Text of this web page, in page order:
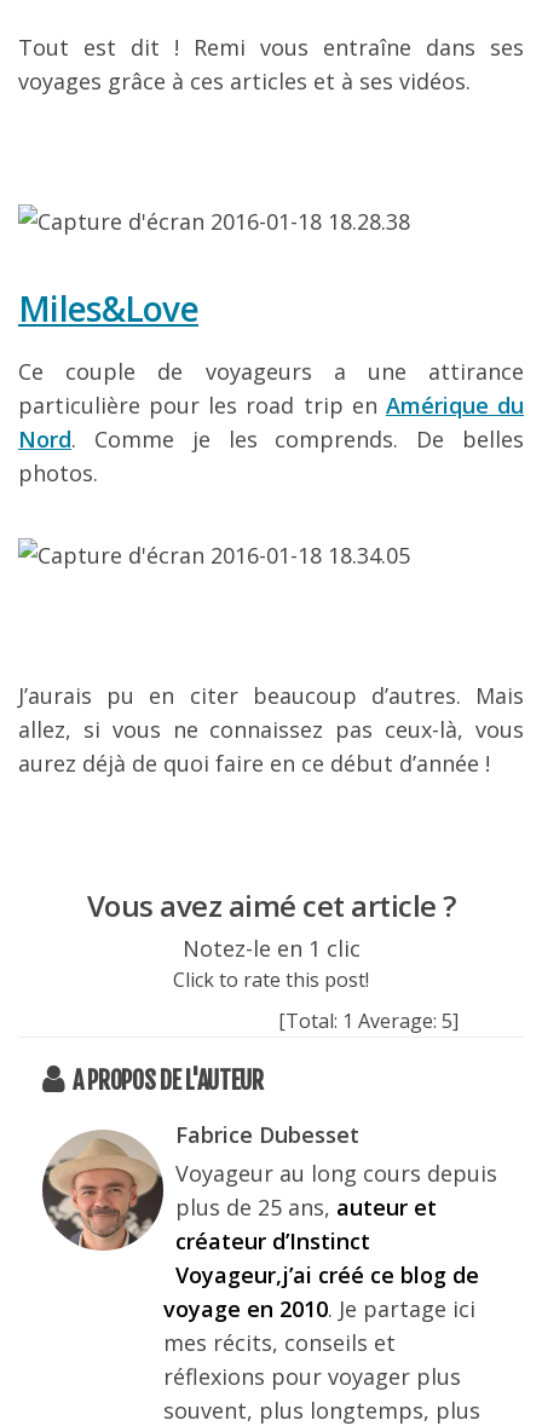
Tout est dit ! Remi vous entraîne dans ses
voyages grâce à ces articles et à ses vidéos.
Miles&Love
Ce couple de voyageurs a une attirance
particulière pour les road trip en Amérique du
Nord. Comme je les comprends. De belles
photos.
J’aurais pu en citer beaucoup d’autres. Mais
allez, si vous ne connaissez pas ceux-là, vous
aurez déjà de quoi faire en ce début d’année !
Vous avez aimé cet article ?
Notez-le en 1 clic
Click to rate this post!
[Total: 1 Average: 5]
A PROPOS DE L'AUTEUR
Fabrice Dubesset
Voyageur au long cours depuis
plus de 25 ans, auteur et
créateur d’Instinct
Voyageur,j’ai créé ce blog de
voyage en 2010. Je partage ici
mes récits, conseils et
réflexions pour voyager plus
souvent, plus longtemps, plus